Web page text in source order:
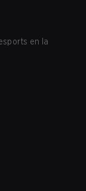
en la